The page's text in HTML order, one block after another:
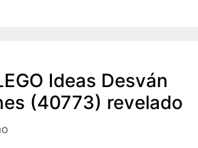
Ideas Desván
(40773) revelado